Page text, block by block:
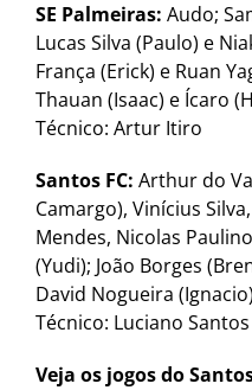
SE Palmeiras: Audo;
Lucas Silva (Paulo) e
França (Erick) e Ruan
Thauan (Isaac) e Ícaro
Técnico: Artur Itiro
Santos FC: Arthur do
Camargo), Vinícius
Mendes, Nicolas
(Yudi); João Borges
David Nogueira (Ignacio)
Técnico: Luciano Santos
Veja os jogos do